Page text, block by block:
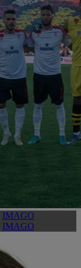
IMAGO
IMAGO